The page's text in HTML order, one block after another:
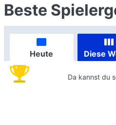
Beste
Heute Diese
Da kannst du